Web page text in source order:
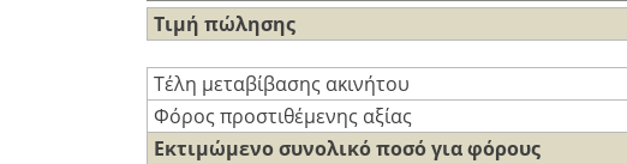
Τιμή πώλησης
Τέλη μεταβίβασης ακινήτου
Φόρος προστιθέμενης αξίας
Εκτιμώμενο συνολικό ποσό για φόρους